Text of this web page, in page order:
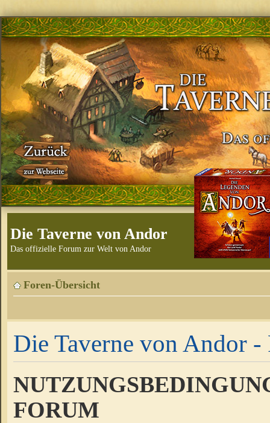
Die Taverne von Andor
Das offizielle Forum zur Welt von Andor
Foren-Übersicht
Die Taverne von Andor -
FORUM